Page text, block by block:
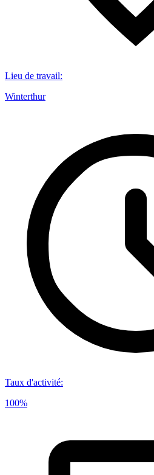
Lieu de travail:
Winterthur
Taux d'activité:
100%